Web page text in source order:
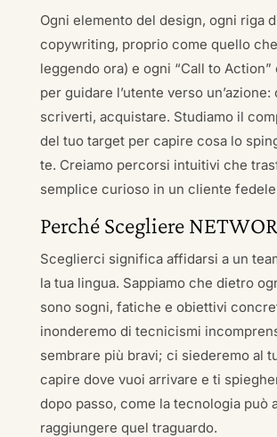
Ogni elemento del design, ogni riga
copywriting, proprio come quello
leggendo ora) e ogni “Call to Action”
per guidare l’utente verso un’azione:
scriverti, acquistare. Studiamo il
del tuo target per capire cosa lo
te. Creiamo percorsi intuitivi che
semplice curioso in un cliente
Perché Scegliere
Sceglierci significa affidarsi a un
la tua lingua. Sappiamo che dietro
sono sogni, fatiche e obiettivi
inonderemo di tecnicismi
sembrare più bravi; ci siederemo al
capire dove vuoi arrivare e ti
dopo passo, come la tecnologia può
raggiungere quel traguardo.